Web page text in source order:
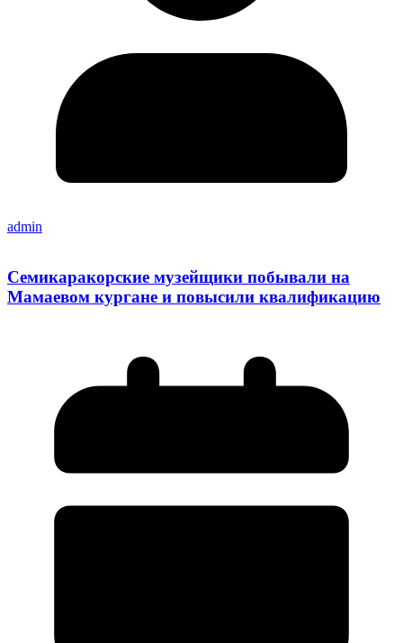
admin
Семикаракорские музейщики побывали на
Мамаевом кургане и повысили квалификацию